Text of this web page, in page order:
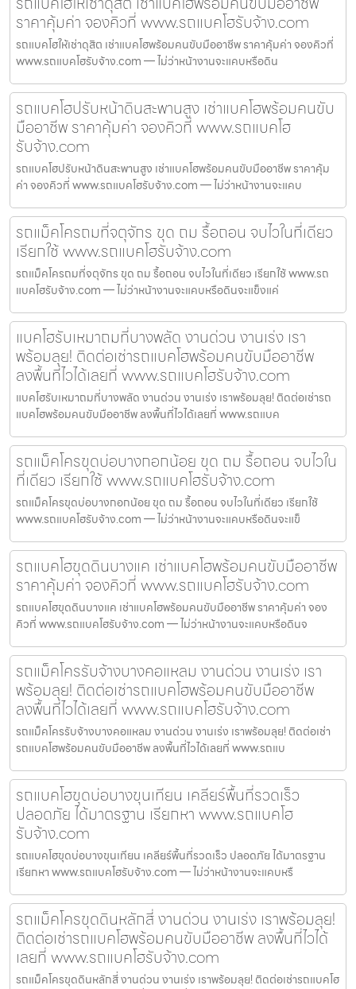
ราคาคุ้มค่า จองคิวที่ www.รถแบคโฮรับจ้าง.com
รถแบคโฮให้เช่าดุสิต เช่าแบคโฮพร้อมคนขับมืออาชีพ ราคาคุ้มค่า จองคิวที่
www.รถแบคโฮรับจ้าง.com — ไม่ว่าหน้างานจะแคบหรือดิน
รถแบคโฮปรับหน้าดินสะพานสูง เช่าแบคโฮพร้อมคนขับ
มืออาชีพ ราคาคุ้มค่า จองคิวที่ www.รถแบคโฮ
รับจ้าง.com
รถแบคโฮปรับหน้าดินสะพานสูง เช่าแบคโฮพร้อมคนขับมืออาชีพ ราคาคุ้ม
ค่า จองคิวที่ www.รถแบคโฮรับจ้าง.com — ไม่ว่าหน้างานจะแคบ
รถแม็คโครถมที่จตุจักร ขุด ถม รื้อถอน จบไวในที่เดียว
เรียกใช้ www.รถแบคโฮรับจ้าง.com
รถแม็คโครถมที่จตุจักร ขุด ถม รื้อถอน จบไวในที่เดียว เรียกใช้ www.รถ
แบคโฮรับจ้าง.com — ไม่ว่าหน้างานจะแคบหรือดินจะแข็งแค่
แบคโฮรับเหมาถมที่บางพลัด งานด่วน งานเร่ง เรา
พร้อมลุย! ติดต่อเช่ารถแบคโฮพร้อมคนขับมืออาชีพ
ลงพื้นที่ไวได้เลยที่ www.รถแบคโฮรับจ้าง.com
แบคโฮรับเหมาถมที่บางพลัด งานด่วน งานเร่ง เราพร้อมลุย! ติดต่อเช่ารถ
แบคโฮพร้อมคนขับมืออาชีพ ลงพื้นที่ไวได้เลยที่ www.รถแบค
รถแม็คโครขุดบ่อบางกอกน้อย ขุด ถม รื้อถอน จบไวใน
ที่เดียว เรียกใช้ www.รถแบคโฮรับจ้าง.com
รถแม็คโครขุดบ่อบางกอกน้อย ขุด ถม รื้อถอน จบไวในที่เดียว เรียกใช้
www.รถแบคโฮรับจ้าง.com — ไม่ว่าหน้างานจะแคบหรือดินจะแข็
รถแบคโฮขุดดินบางแค เช่าแบคโฮพร้อมคนขับมืออาชีพ
ราคาคุ้มค่า จองคิวที่ www.รถแบคโฮรับจ้าง.com
รถแบคโฮขุดดินบางแค เช่าแบคโฮพร้อมคนขับมืออาชีพ ราคาคุ้มค่า จอง
คิวที่ www.รถแบคโฮรับจ้าง.com — ไม่ว่าหน้างานจะแคบหรือดินจ
รถแม็คโครรับจ้างบางคอแหลม งานด่วน งานเร่ง เรา
พร้อมลุย! ติดต่อเช่ารถแบคโฮพร้อมคนขับมืออาชีพ
ลงพื้นที่ไวได้เลยที่ www.รถแบคโฮรับจ้าง.com
รถแม็คโครรับจ้างบางคอแหลม งานด่วน งานเร่ง เราพร้อมลุย! ติดต่อเช่า
รถแบคโฮพร้อมคนขับมืออาชีพ ลงพื้นที่ไวได้เลยที่ www.รถแบ
รถแบคโฮขุดบ่อบางขุนเทียน เคลียร์พื้นที่รวดเร็ว
ปลอดภัย ได้มาตรฐาน เรียกหา www.รถแบคโฮ
รับจ้าง.com
รถแบคโฮขุดบ่อบางขุนเทียน เคลียร์พื้นที่รวดเร็ว ปลอดภัย ได้มาตรฐาน
เรียกหา www.รถแบคโฮรับจ้าง.com — ไม่ว่าหน้างานจะแคบหรื
รถแม็คโครขุดดินหลักสี่ งานด่วน งานเร่ง เราพร้อมลุย!
ติดต่อเช่ารถแบคโฮพร้อมคนขับมืออาชีพ ลงพื้นที่ไวได้
เลยที่ www.รถแบคโฮรับจ้าง.com
รถแม็คโครขุดดินหลักสี่ งานด่วน งานเร่ง เราพร้อมลุย! ติดต่อเช่ารถแบคโฮ